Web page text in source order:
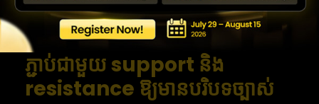
Bias ច្បាស់ជួយ filter signal ដែលមិនស្របទិសដៅ
ហើយកាត់បន្ថយការចូល trade ដោយអារម្មណ៍។
ភ្ជាប់ជាមួយ support និង
resistance ឱ្យមានបរិបទច្បាស់